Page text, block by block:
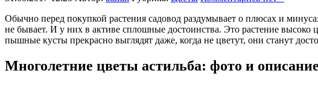
Обычно перед покупкой растения садовод раздумывает о плюсах и
не бывает. И у них в активе сплошные достоинства. Это растение
пышные кусты прекрасно выглядят даже, когда не цветут, они станут
Многолетние цветы астильба: фото и описание